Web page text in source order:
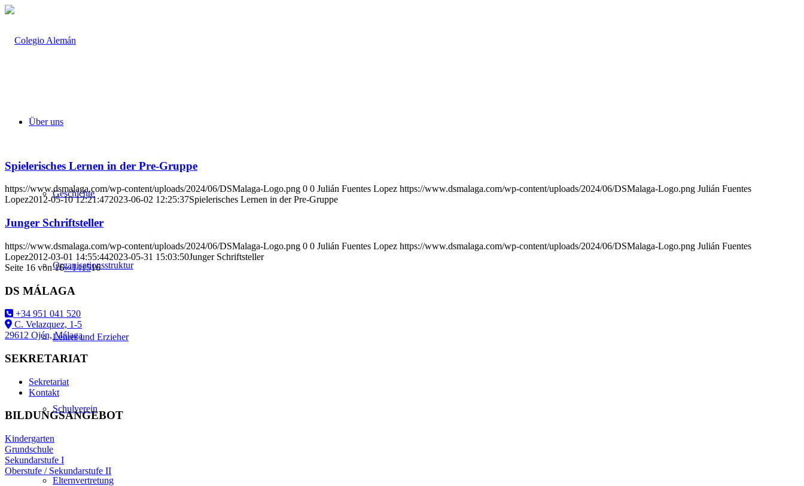
Über uns
Geschichte
Organisationsstruktur
Lehrer und Erzieher
Schulverein
Elternvertretung
Spielerisches Lernen in der Pre-Gruppe
https://www.dsmalaga.com/wp-content/uploads/2024/06/DSMalaga-Logo.png 0 0 Julián Fuentes Lopez https://www.dsmalaga.com/wp-content/uploads/2024/06/DSMalaga-Logo.png Julián Fuentes
Lopez2012-05-10 12:21:472023-06-02 12:25:37Spielerisches Lernen in der Pre-Gruppe
Junger Schriftsteller
https://www.dsmalaga.com/wp-content/uploads/2024/06/DSMalaga-Logo.png 0 0 Julián Fuentes Lopez https://www.dsmalaga.com/wp-content/uploads/2024/06/DSMalaga-Logo.png Julián Fuentes
Lopez2012-03-01 14:55:442023-05-31 15:03:50Junger Schriftsteller
Seite 16 von 16«‹141516
DS MÁLAGA
+34 951 041 520
C. Velazquez, 1-5
29612 Ojén, Málaga
SEKRETARIAT
Sekretariat
Kontakt
BILDUNGSANGEBOT
Kindergarten
Grundschule
Sekundarstufe I
Oberstufe / Sekundarstufe II